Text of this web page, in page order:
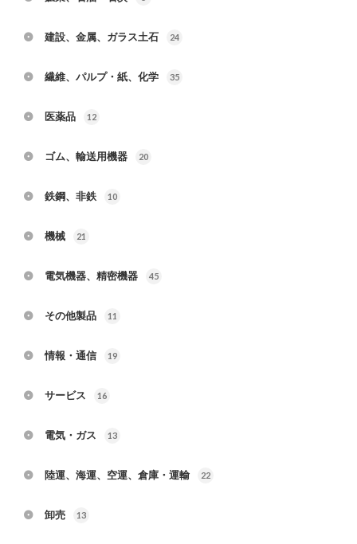
建設、金属、ガラス土石 24
繊維、パルプ・紙、化学 35
医薬品 12
ゴム、輸送用機器 20
鉄鋼、非鉄 10
機械 21
電気機器、精密機器 45
その他製品 11
情報・通信 19
サービス 16
電気・ガス 13
陸運、海運、空運、倉庫・運輸 22
卸売 13